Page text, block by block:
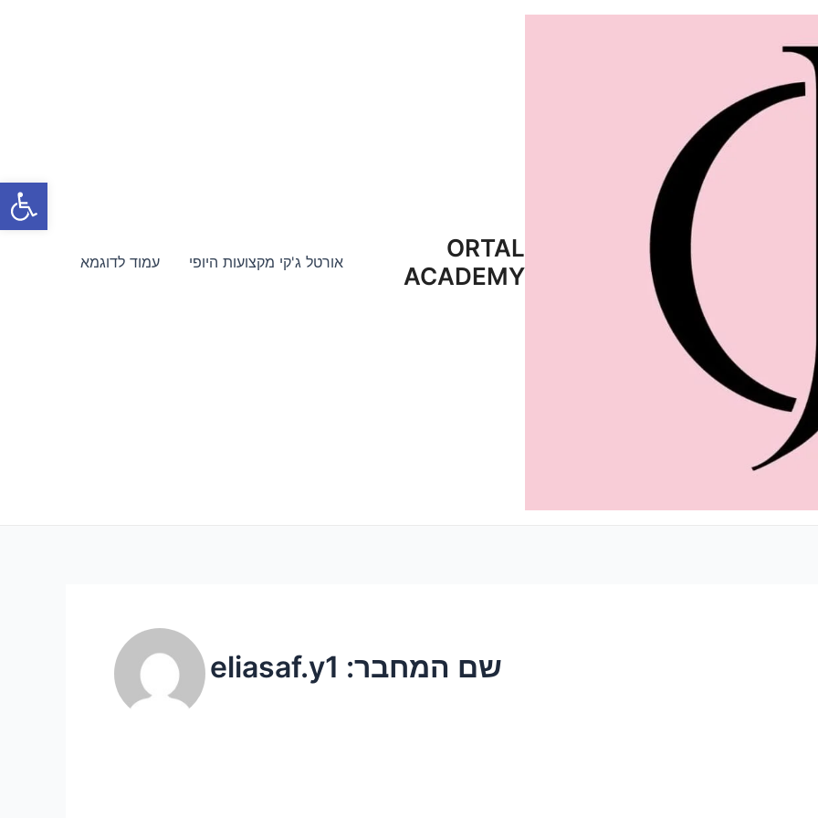
פתח
ORTAL
ACADEMY
אורטל ג'קי מקצועות היופי עמוד לדוגמא
שם המחבר: eliasaf.y1